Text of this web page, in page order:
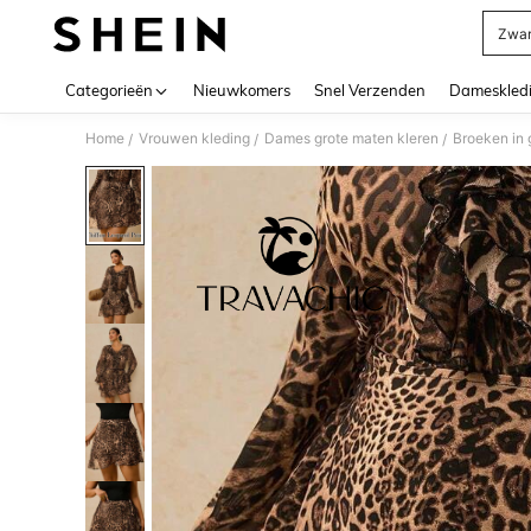
Categorieën Nieuwkomers Snel Verzenden
Home / Vrouwen kleding / Dames grote maten kleren / Broeken in